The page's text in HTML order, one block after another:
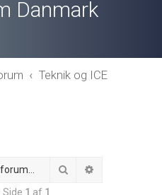
Danmark
Teknik og ICE
Søg
Side 1 af 1